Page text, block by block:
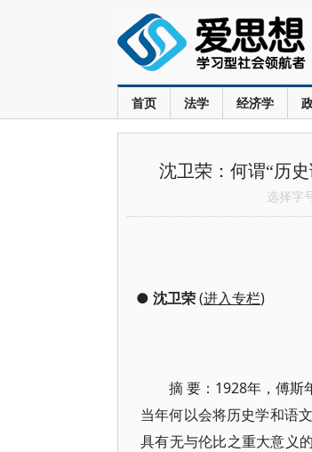
首页 法学 经济学
沈卫荣：何谓“历
选择字
● 沈卫荣(进入专栏)
摘 要：1928年，傅斯
当年何以会将历史学和语
具有无与伦比之重大意义